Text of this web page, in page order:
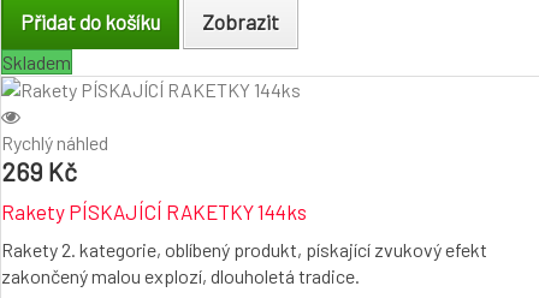
Přidat do košíku Zobrazit
Skladem
Rychlý náhled
269 Kč
Rakety PÍSKAJÍCÍ RAKETKY 144ks
Rakety 2. kategorie, oblíbený produkt, pískající zvukový efekt
zakončený malou explozí, dlouholetá tradice.